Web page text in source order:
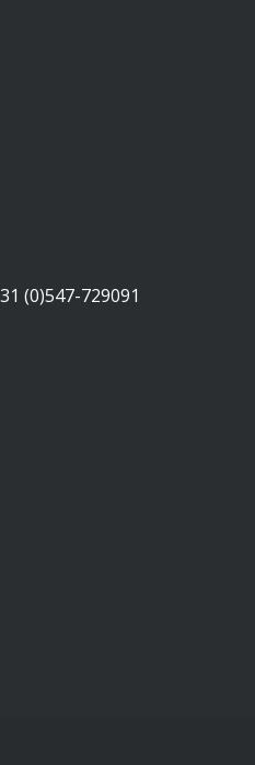
(0)547-729091